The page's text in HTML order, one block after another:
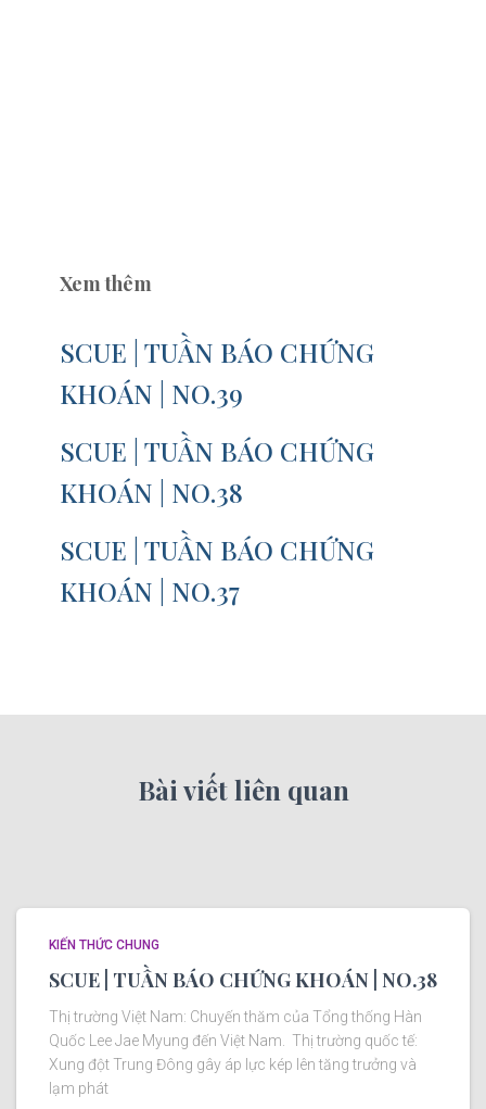
Xem thêm
SCUE | TUẦN BÁO CHỨNG
KHOÁN | NO.39
SCUE | TUẦN BÁO CHỨNG
KHOÁN | NO.38
SCUE | TUẦN BÁO CHỨNG
KHOÁN | NO.37
Bài viết liên quan
KIẾN THỨC CHUNG
SCUE | TUẦN BÁO CHỨNG KHOÁN | NO.38
Thị trường Việt Nam: Chuyến thăm của Tổng thống Hàn
Quốc Lee Jae Myung đến Việt Nam. Thị trường quốc tế:
Xung đột Trung Đông gây áp lực kép lên tăng trưởng và
lạm phát